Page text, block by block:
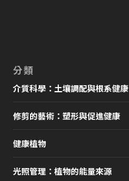
分類
介質科學：土壤調配與根系健康
修剪的藝術：塑形與促進健康
健康植物
光照管理：植物的能量來源